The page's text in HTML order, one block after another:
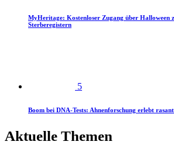
MyHeritage: Kostenloser Zugang über Halloween
Sterberegistern
5
Boom bei DNA-Tests: Ahnenforschung erlebt
Aktuelle Themen